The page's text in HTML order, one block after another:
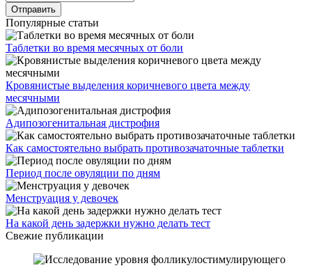
Популярные статьи
Таблетки во время месячных от боли
Кровянистые выделения коричневого цвета между
месячными
Адипозогенитальная дистрофия
Как самостоятельно выбрать противозачаточные таблетки
Период после овуляции по дням
Менструация у девочек
На какой день задержки нужно делать тест
Свежие публикации